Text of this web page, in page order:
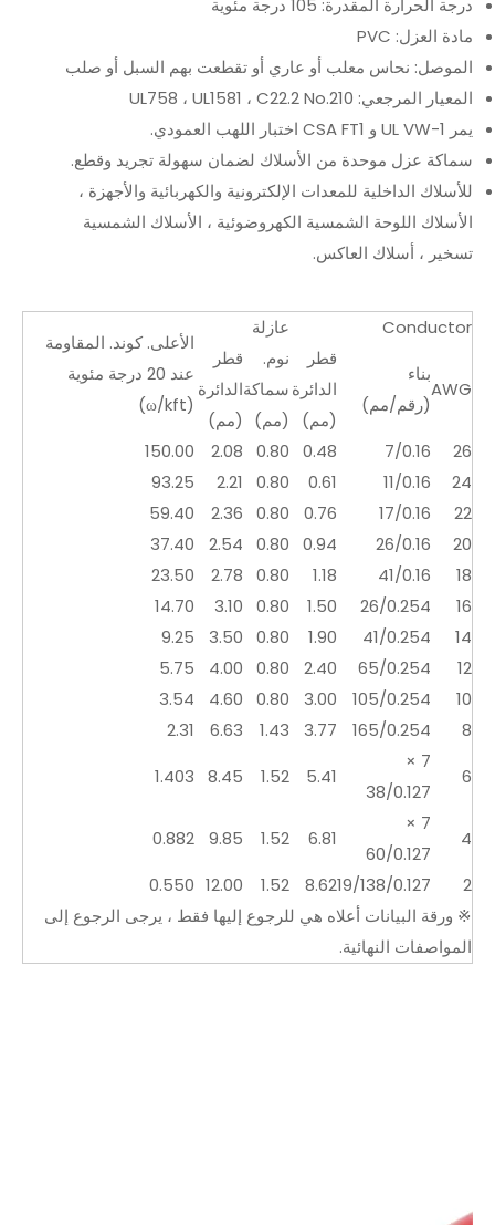
درجة الحرارة المقدرة: 105 درجة مئوية
مادة العزل: PVC
الموصل: نحاس معلب أو عاري أو تقطعت بهم السبل أو صلب
المعيار المرجعي: UL758 ، UL1581 ، C22.2 No.210
يمر UL VW-1 و CSA FT1 اختبار اللهب العمودي.
سماكة عزل موحدة من الأسلاك لضمان سهولة تجريد وقطع.
للأسلاك الداخلية للمعدات الإلكترونية والكهربائية والأجهزة ،
الأسلاك اللوحة الشمسية الكهروضوئية ، الأسلاك الشمسية
تسخير ، أسلاك العاكس.
Conductor عازلة
الأعلى. كوند. المقاومة
عند 20 درجة مئوية
(ω/kft)
AWG
بناء
(رقم/مم)
قطر
الدائرة
(مم)
نوم.
سماكة
(مم)
قطر
الدائرة
(مم)
26
7/0.16
0.48
0.80
2.08
150.00
24
11/0.16
0.61
0.80
2.21
93.25
22
17/0.16
0.76
0.80
2.36
59.40
20
26/0.16
0.94
0.80
2.54
37.40
18
41/0.16
1.18
0.80
2.78
23.50
16
26/0.254
1.50
0.80
3.10
14.70
14
41/0.254
1.90
0.80
3.50
9.25
12
65/0.254
2.40
0.80
4.00
5.75
10
105/0.254
3.00
0.80
4.60
3.54
8
165/0.254
3.77
1.43
6.63
2.31
6
7 ×
38/0.127
5.41
1.52
8.45
1.403
4
7 ×
60/0.127
6.81
1.52
9.85
0.882
2
19/138/0.127
8.62
1.52
12.00
0.550
※ ورقة البيانات أعلاه هي للرجوع إليها فقط ، يرجى الرجوع إلى
المواصفات النهائية.